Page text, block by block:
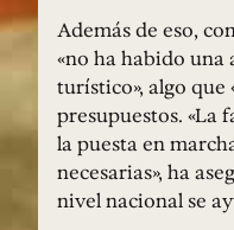
Además de eso,
«no ha habido una
turístico», algo que
presupuestos. «La
la puesta en
necesarias», ha
nivel nacional se